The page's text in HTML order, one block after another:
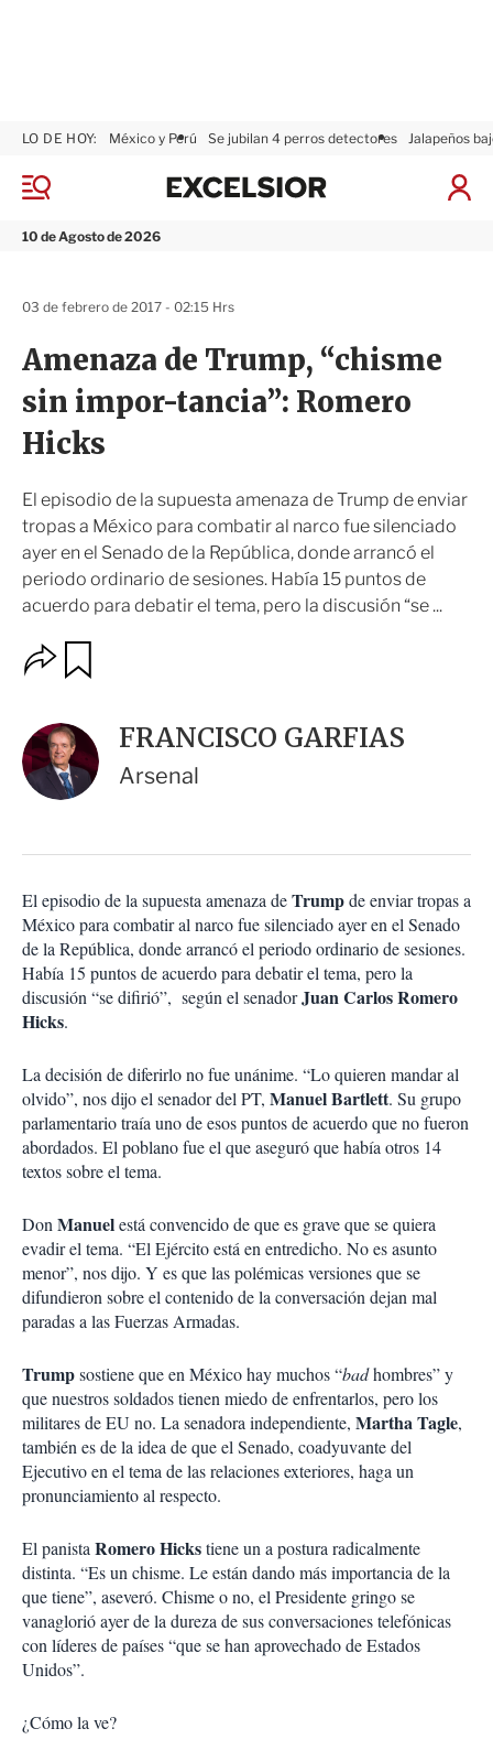
M
n
10 de Agosto de 2026
LO DE HOY: México y Perú Se jubilan 4 perros detectores Jalapeños
I
x
r
Amenaza de Trump, “chisme
sin impor-tancia”: Romero
Hicks
El episodio de la supuesta amenaza de Trump de enviar
tropas a México para combatir al narco fue silenciado
ayer en el Senado de la República, donde arrancó el
periodo ordinario de sesiones. Había 15 puntos de
acuerdo para debatir el tema, pero la discusión “se ...
03 de febrero de 2017 - 02:15 Hrs
O
p
o
n
e
s
c
m
p
a
t
i
r
a
r
FRANCISCO GARFIAS
Arsenal
El episodio de la supuesta amenaza deTrumpde enviar tropas a
México para combatir al narco fue silenciado ayer en el Senado
de la República, donde arrancó el periodo ordinario de sesiones.
Había 15 puntos de acuerdo para debatir el tema, pero la
discusión “se difirió”, según el senadorJuan Carlos Romero
Hicks.
La decisión de diferirlo no fue unánime. “Lo quieren mandar al
olvido”, nos dijo el senador del PT, Manuel Bartlett. Su grupo
parlamentario traía uno de esos puntos de acuerdo que no fueron
abordados. El poblano fue el que aseguró que había otros 14
textos sobre el tema.
Don Manuelestá convencido de que es grave que se quiera
evadir el tema. “El Ejército está en entredicho. No es asunto
menor”, nos dijo. Y es que las polémicas versiones que se
difundieron sobre el contenido de la conversación dejan mal
paradas a las Fuerzas Armadas.
Trumpsostiene que en México hay muchos “badhombres” y
que nuestros soldados tienen miedo de enfrentarlos, pero los
militares de EU no. La senadora independiente, Martha Tagle,
también es de la idea de que el Senado, coadyuvante del
Ejecutivo en el tema de las relaciones exteriores, haga un
pronunciamiento al respecto.
El panista Romero Hickstiene un a postura radicalmente
distinta. “Es un chisme. Le están dando más importancia de la
que tiene”, aseveró. Chisme o no, el Presidente gringo se
vanaglorió ayer de la dureza de sus conversaciones telefónicas
con líderes de países “que se han aprovechado de Estados
Unidos”.
¿Cómo la ve?